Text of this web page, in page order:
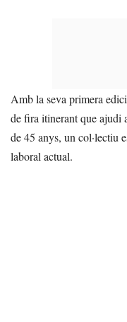
Amb la seva primera
de fira itinerant que ajudi
de 45 anys, un col·lectiu
laboral actual.